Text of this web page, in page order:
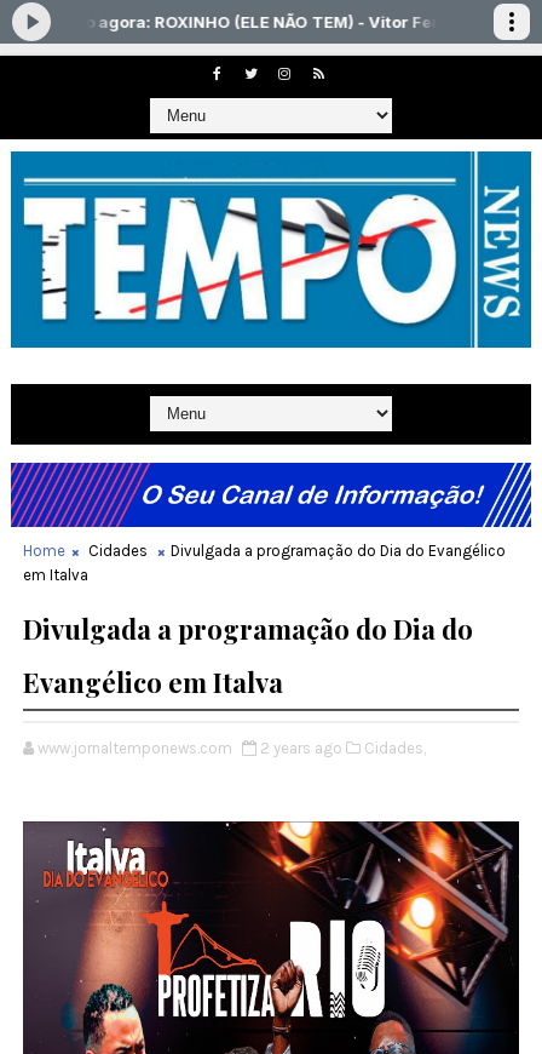
Home Cidades
Divulgada a programação do Dia do Evangélico
em Italva
Divulgada a programação do Dia do
Evangélico em Italva
www.jornaltemponews.com 2 years ago Cidades,